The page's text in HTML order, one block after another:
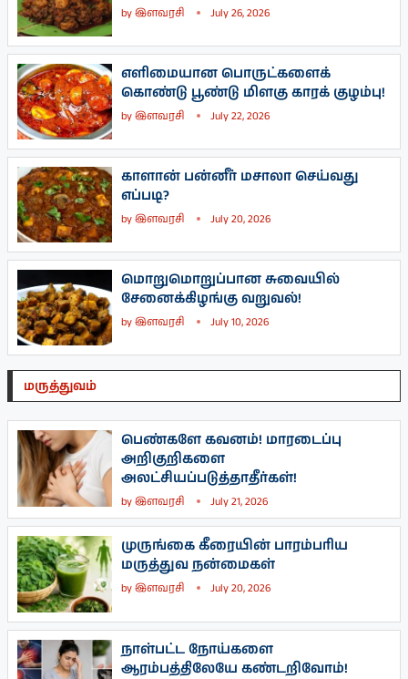
byஇளவரசி July 26, 2026
எளிமையான பொருட்களைக்
கொண்டு பூண்டு மிளகு காரக் குழம்பு!
byஇளவரசி July 22, 2026
காளான் பன்னீர் மசாலா செய்வது
எப்படி?
byஇளவரசி July 20, 2026
மொறுமொறுப்பான சுவையில்
சேனைக்கிழங்கு வறுவல்!
byஇளவரசி July 10, 2026
மருத்துவம்
பெண்களே கவனம்! மாரடைப்பு
அறிகுறிகளை
அலட்சியப்படுத்தாதீர்கள்!
byஇளவரசி July 21, 2026
முருங்கை கீரையின் பாரம்பரிய
மருத்துவ நன்மைகள்
byஇளவரசி July 20, 2026
நாள்பட்ட நோய்களை
ஆரம்பத்திலேயே கண்டறிவோம்!